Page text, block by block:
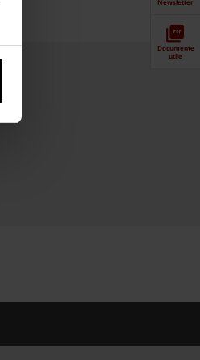
Documente
utile